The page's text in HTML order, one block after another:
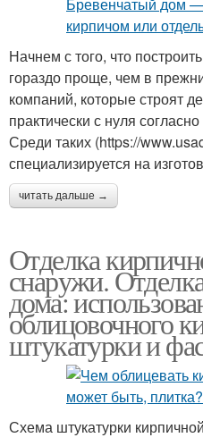
Начнем с того, что
гораздо проще, чем в
компаний, которые строят
практически с нуля
Среди таких (https://
специализируется на
читать дальше →
Отделка
снаружи.
дома:
облицовочного
штукатурки и
Схема штукатурки